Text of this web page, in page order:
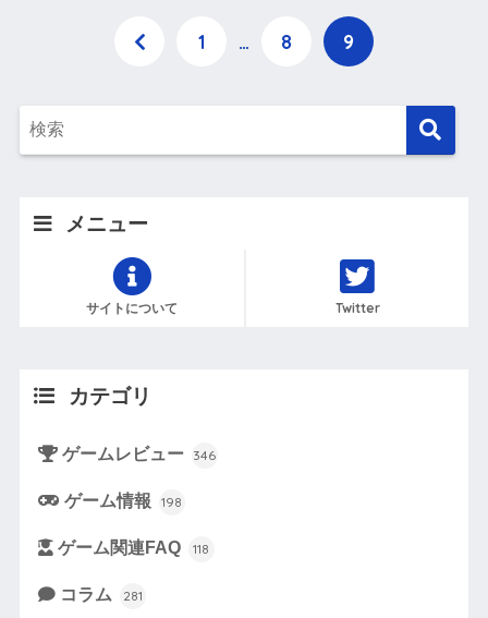
1 … 8 9
メニュー
サイトについて Twitter
カテゴリ
ゲームレビュー 346
ゲーム情報 198
ゲーム関連FAQ 118
コラム 281